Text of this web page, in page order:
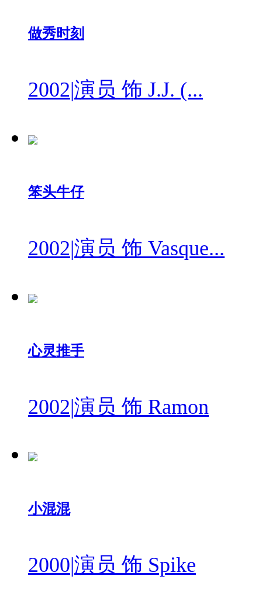
做秀时刻
2002|演员 饰 J.J. (...
笨头牛仔
2002|演员 饰 Vasque...
心灵推手
2002|演员 饰 Ramon
小混混
2000|演员 饰 Spike